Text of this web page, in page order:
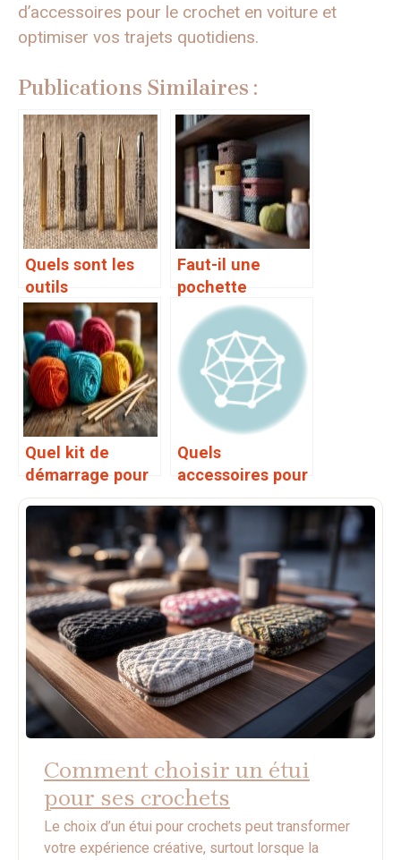
d’accessoires pour le crochet en voiture et
optimiser vos trajets quotidiens.
Publications Similaires :
Quels sont les
outils
nécessaires pour
broder à la
machine
Faut-il une
pochette
spéciale pour
ranger son tricot
Quel kit de
démarrage pour
enfant en tricot
Quels
accessoires pour
marquer les
augmentations
Comment choisir un étui
pour ses crochets
Le choix d’un étui pour crochets peut transformer
votre expérience créative, surtout lorsque la